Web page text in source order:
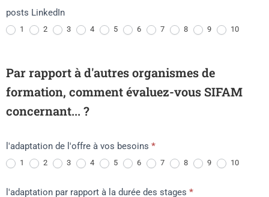
posts LinkedIn
1 2 3 4 5 6 7 8 9 10
Par rapport à d'autres organismes de
formation, comment évaluez-vous SIFAM
concernant... ?
l'adaptation de l'offre à vos besoins *
1 2 3 4 5 6 7 8 9 10
l'adaptation par rapport à la durée des stages *